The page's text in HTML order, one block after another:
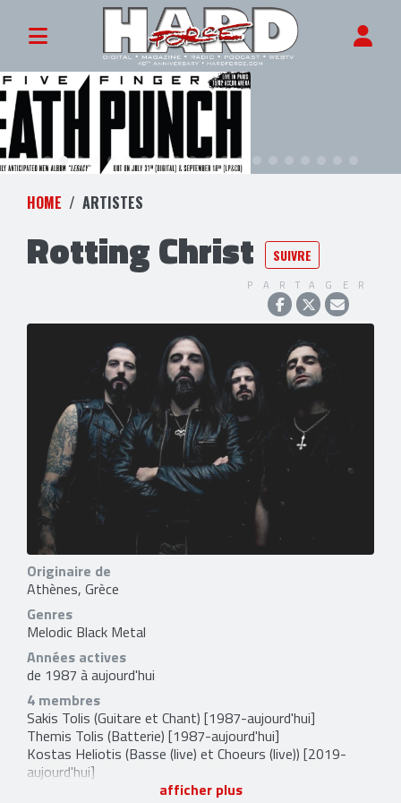
HOME ARTISTES
Rotting Christ SUIVRE
PARTAGER
Originaire de
Athènes, Grèce
Genres
Melodic Black Metal
Années actives
de 1987 à aujourd'hui
4 membres
Sakis Tolis (Guitare et Chant) [1987-aujourd'hui]
Themis Tolis (Batterie) [1987-aujourd'hui]
Kostas Heliotis (Basse (live) et Choeurs (live)) [2019-
aujourd'hui]
(Guitare (live) et Choeurs (live)) [2019-
afficher plus